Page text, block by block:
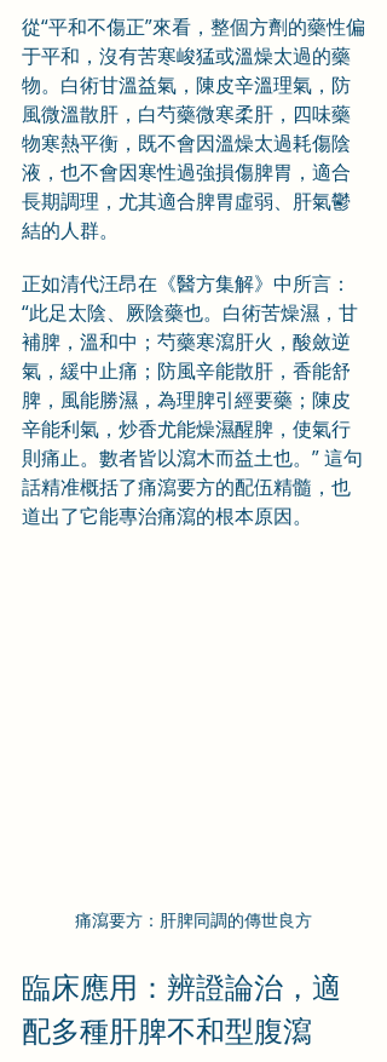
從“平和不傷正”來看，整個方劑的藥性偏
于平和，沒有苦寒峻猛或溫燥太過的藥
物。白術甘溫益氣，陳皮辛溫理氣，防
風微溫散肝，白芍藥微寒柔肝，四味藥
物寒熱平衡，既不會因溫燥太過耗傷陰
液，也不會因寒性過強損傷脾胃，適合
長期調理，尤其適合脾胃虛弱、肝氣鬱
結的人群。
正如清代汪昂在《醫方集解》中所言：
“此足太陰、厥陰藥也。白術苦燥濕，甘
補脾，溫和中；芍藥寒瀉肝火，酸斂逆
氣，緩中止痛；防風辛能散肝，香能舒
脾，風能勝濕，為理脾引經要藥；陳皮
辛能利氣，炒香尤能燥濕醒脾，使氣行
則痛止。數者皆以瀉木而益土也。” 這句
話精准概括了痛瀉要方的配伍精髓，也
道出了它能專治痛瀉的根本原因。
痛瀉要方：肝脾同調的傳世良方
臨床應用：辨證論治，適
配多種肝脾不和型腹瀉